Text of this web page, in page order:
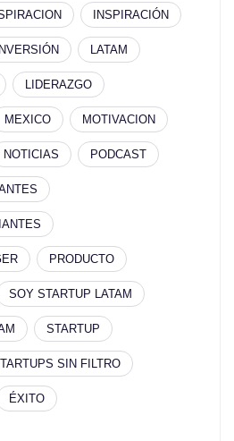
INSPIRACIÓN
INVERSIÓN LATAM
LIDERAZGO
MEXICO MOTIVACION
NOTICIAS PODCAST
PRODUCTO
SOY STARTUP LATAM
STARTUP
SIN FILTRO
ÉXITO